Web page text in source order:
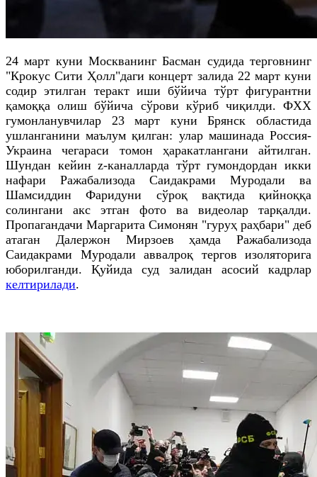
24 март куни Москванинг Басман судида терговнинг
"Крокус Сити Ҳолл"даги концерт залида 22 март куни
содир этилган теракт иши бўйича тўрт фигурантни
қамоққа олиш бўйича сўрови кўриб чиқилди. ФХХ
гумонланувчилар 23 март куниБрянск областида
ушланганини маълум қилган: улар машинада Россия-
Украина чегараси томон ҳаракатлангани айтилган.
Шундан кейин z-каналларда тўрт гумондордан икки
нафари Ражабализода Саидакрами Муродали ва
Шамсиддин
Фаридуни сўроқ вақтида қийноққа
солингани акс этган фото ва видеолар тарқалди.
Пропагандачи Маргарита Симонян "гуруҳ раҳбари" деб
атаган
Далержон Мирзоев ҳамда Ражабализода
Саидакрами
Муродали аввалроқ тергов изоляторига
юборилганди. Қуйида суд залидан асосий кадрлар
келтирилади.